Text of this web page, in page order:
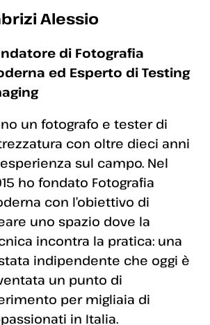
Alessio
di Fotografia
ed Esperto di Testing
un fotografo e tester di
con oltre dieci anni
sul campo. Nel
ho fondato Fotografia
con l’obiettivo di
uno spazio dove la
incontra la pratica: una
indipendente che oggi è
un punto di
per migliaia di
in Italia.